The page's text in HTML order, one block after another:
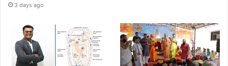
3 days ago